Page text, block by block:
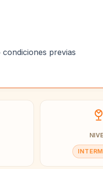
previas